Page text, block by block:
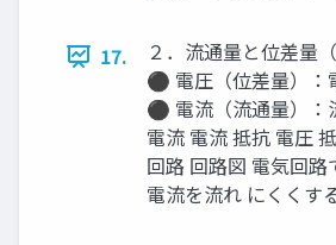
17.
２．流通量と位差量
⚫ 電圧（位差量）：
⚫ 電流（流通量）：
電流 電流 抵抗 電圧
回路 回路図 電気回路
電流を流れ にくくす